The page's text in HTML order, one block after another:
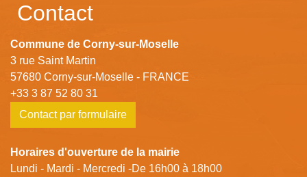
Contact
Commune de Corny-sur-Moselle
3 rue Saint Martin
57680 Corny-sur-Moselle - FRANCE
+33 3 87 52 80 31
Contact par formulaire
Horaires d'ouverture de la mairie
Lundi - Mardi - Mercredi -De 16h00 à 18h00